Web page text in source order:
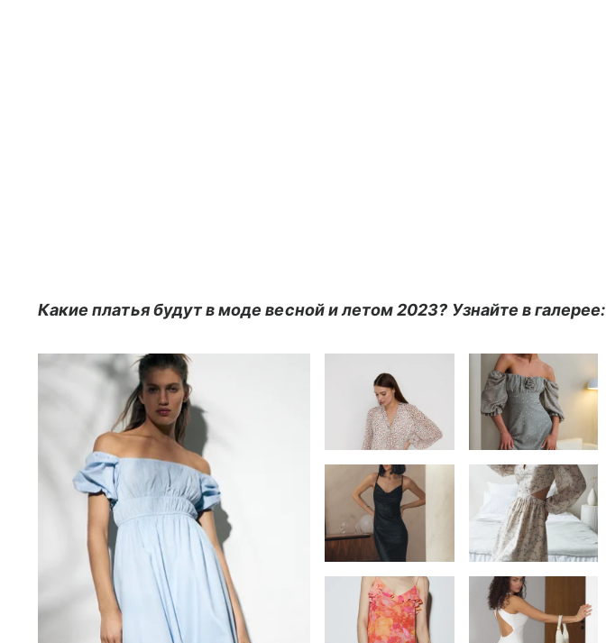
Какие платья будут в моде весной и летом 2023? Узнайте в галерее: